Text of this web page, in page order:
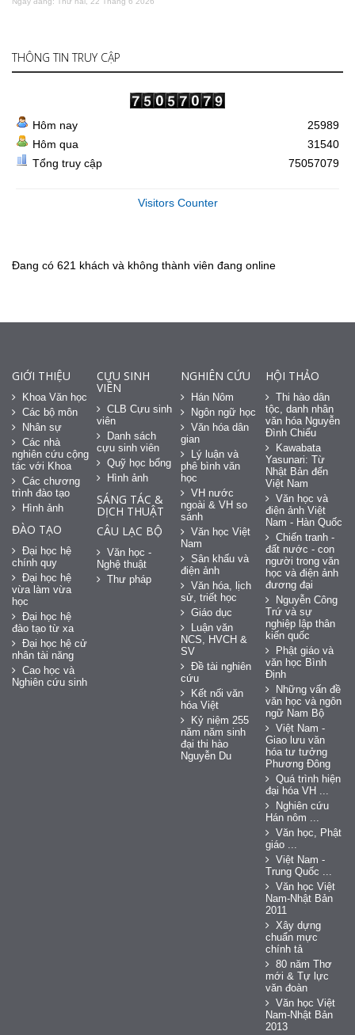
THÔNG TIN TRUY CẬP
Hôm nay
Hôm qua
Tổng truy cập
25989
31540
75057079
Visitors Counter
Đang có 621 khách và không thành viên đang online
GIỚI THIỆU
Khoa Văn học
Các bộ môn
Nhân sự
Các nhà
nghiên cứu cộng
tác với Khoa
Các chương
trình đào tạo
Hình ảnh
ĐÀO TẠO
Đại học hệ
chính quy
Đại học hệ
vừa làm vừa
học
Đại học hệ
đào tạo từ xa
Đại học hệ cử
nhân tài năng
Cao học và
Nghiên cứu sinh
CỰU SINH
VIÊN
CLB Cựu sinh
viên
Danh sách
cựu sinh viên
Quỹ học bổng
Hình ảnh
SÁNG TÁC &
DỊCH THUẬT
CÂU LẠC BỘ
Văn học -
Nghệ thuật
Thư pháp
NGHIÊN CỨU
Hán Nôm
Ngôn ngữ học
Văn hóa dân
gian
Lý luận và
phê bình văn
học
VH nước
ngoài & VH so
sánh
Văn học Việt
Nam
Sân khấu và
điện ảnh
Văn hóa, lịch
sử, triết học
Giáo dục
Luận văn
NCS, HVCH &
SV
Đề tài nghiên
cứu
Kết nối văn
hóa Việt
Kỷ niệm 255
năm năm sinh
đại thi hào
Nguyễn Du
HỘI THẢO
Thi hào dân
tộc, danh nhân
văn hóa Nguyễn
Đình Chiểu
Kawabata
Yasunari: Từ
Nhật Bản đến
Việt Nam
Văn học và
điện ảnh Việt
Nam - Hàn Quốc
Chiến tranh -
đất nước - con
người trong văn
học và điện ảnh
đương đại
Nguyễn Công
Trứ và sự
nghiệp lập thân
kiến quốc
Phật giáo và
văn học Bình
Định
Những vấn đề
văn học và ngôn
ngữ Nam Bộ
Việt Nam -
Giao lưu văn
hóa tư tưởng
Phương Đông
Quá trình hiện
đại hóa VH ...
Nghiên cứu
Hán nôm ...
Văn học, Phật
giáo ...
Việt Nam -
Trung Quốc ...
Văn học Việt
Nam-Nhật Bản
2011
Xây dựng
chuẩn mực
chính tả
80 năm Thơ
mới & Tự lực
văn đoàn
Văn học Việt
Nam-Nhật Bản
2013